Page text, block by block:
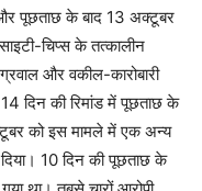
और पूछताछ के बाद 13 अक्टूबर
चिप्स के तत्कालीन
और वकील-कारोबारी
14 दिन की रिमांड में पूछताछ के
को इस मामले में एक अन्य
10 दिन की पूछताछ के